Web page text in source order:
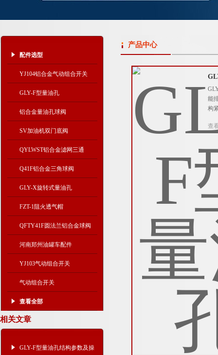
配件选型
YJ104铝合金气动组合开关
GLY-F型量油孔
铝合金量油孔球阀
SV加油机双门底阀
QYLWST铝合金滤网三通
Q41F铝合金三角球阀
GLY-X旋转式量油孔
FZT-1阻火透气帽
QFTY41F圆法兰铝合金球阀
河南郑州油罐车配件
YJ103气动组合开关
气动组合开关
查看全部
相关文章
GLY-F型量油孔结构参数及操
产品中心
能
构
查